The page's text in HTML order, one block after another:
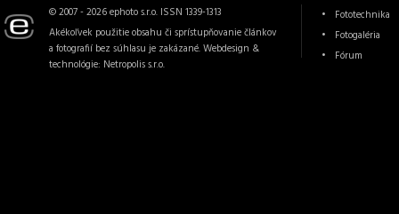
© 2007 - 2026 ephoto s.r.o. ISSN 1339-1313
Akékoľvek použitie obsahu či sprístupňovanie článkov
a fotografií bez súhlasu je zakázané. Webdesign &
technológie: Netropolis s.r.o.
Fototechnika
Fotogaléria
Fórum